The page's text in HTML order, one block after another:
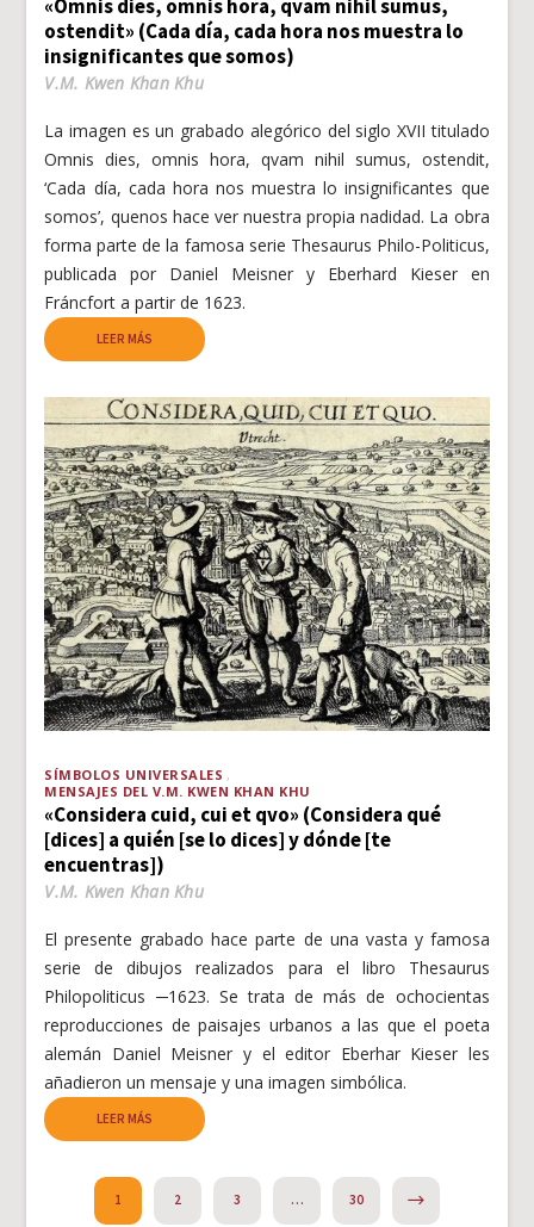
«Omnis dies, omnis hora, qvam nihil sumus,
ostendit» (Cada día, cada hora nos muestra lo
insignificantes que somos)
V.M. Kwen Khan Khu
La imagen es un grabado alegórico del siglo XVII titulado
Omnis dies, omnis hora, qvam nihil sumus, ostendit,
‘Cada día, cada hora nos muestra lo insignificantes que
somos’, quenos hace ver nuestra propia nadidad. La obra
forma parte de la famosa serie Thesaurus Philo-Politicus,
publicada por Daniel Meisner y Eberhard Kieser en
Fráncfort a partir de 1623.
LEER MÁS
SÍMBOLOS UNIVERSALES
MENSAJES DEL V.M. KWEN KHAN KHU
«Considera cuid, cui et qvo» (Considera qué
[dices] a quién [se lo dices] y dónde [te
encuentras])
V.M. Kwen Khan Khu
El presente grabado hace parte de una vasta y famosa
serie de dibujos realizados para el libro Thesaurus
Philopoliticus ─1623. Se trata de más de ochocientas
reproducciones de paisajes urbanos a las que el poeta
alemán Daniel Meisner y el editor Eberhar Kieser les
añadieron un mensaje y una imagen simbólica.
LEER MÁS
1 2 3 … 30